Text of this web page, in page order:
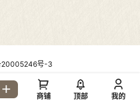
20005246号-3
高防CDN防护
地质网论坛(dzw6.com)
商铺 顶部 我的